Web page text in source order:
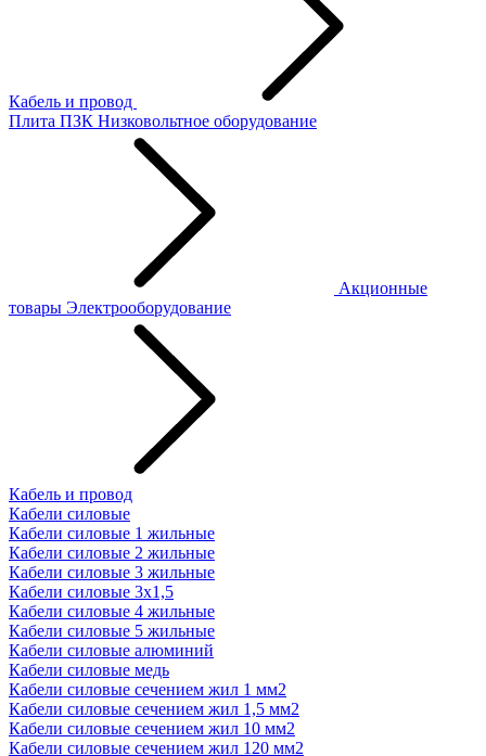
Кабель и провод
Плита ПЗК Низковольтное оборудование
Акционные
товары Электрооборудование
Кабель и провод
Кабели силовые
Кабели силовые 1 жильные
Кабели силовые 2 жильные
Кабели силовые 3 жильные
Кабели силовые 3х1,5
Кабели силовые 4 жильные
Кабели силовые 5 жильные
Кабели силовые алюминий
Кабели силовые медь
Кабели силовые сечением жил 1 мм2
Кабели силовые сечением жил 1,5 мм2
Кабели силовые сечением жил 10 мм2
Кабели силовые сечением жил 120 мм2